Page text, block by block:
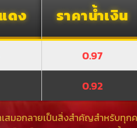
ดง ราคาน้ำเงิน
0.97
0.92
เสมอกลายเป็นสิ่งสำคัญสำหรับทุก